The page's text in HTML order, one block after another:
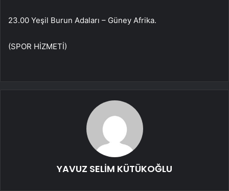
23.00 Yeşil Burun Adaları – Güney Afrika.
(SPOR HİZMETİ)
YAVUZ SELİM KÜTÜKOĞLU